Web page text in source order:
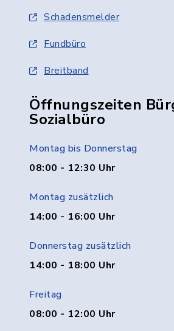
Schadensmelder
Fundbüro
Breitband
Öffnungszeiten
Sozialbüro
Montag bis Donnerstag
08:00 - 12:30 Uhr
Montag zusätzlich
14:00 - 16:00 Uhr
Donnerstag zusätzlich
14:00 - 18:00 Uhr
Freitag
08:00 - 12:00 Uhr